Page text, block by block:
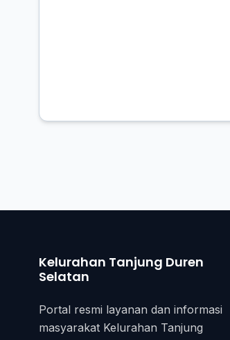
Kelurahan Tanjung Duren
Selatan
Portal resmi layanan dan informasi
masyarakat Kelurahan Tanjung